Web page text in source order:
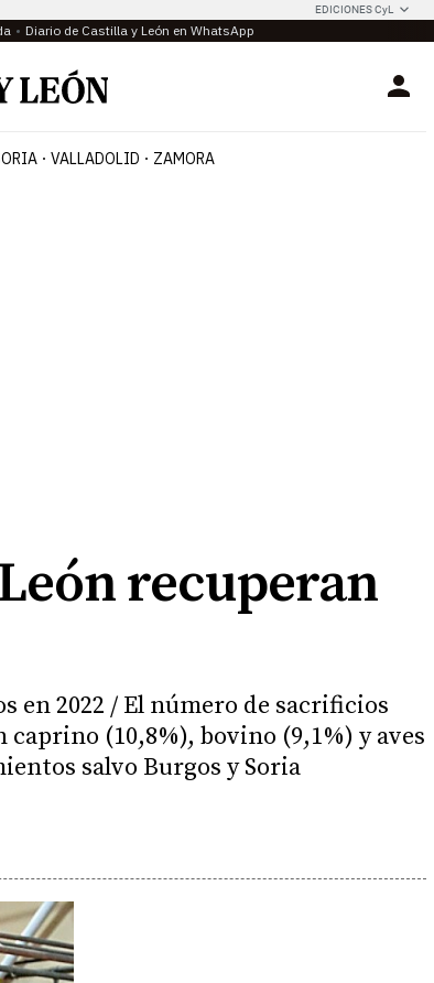
EDICIONES CyL
Diario de Castilla y León en WhatsApp
Login
VALLADOLID ZAMORA
recuperan
en 2022 / El número de sacrificios
(10,8%), bovino (9,1%) y aves
salvo Burgos y Soria